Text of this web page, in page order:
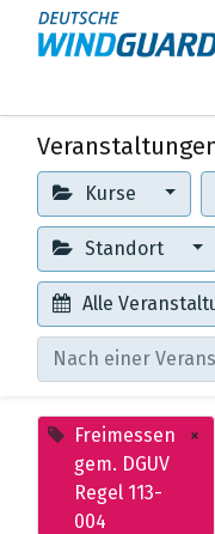
Kurse
Standort
Alle
Freimessen
gem. DGUV
Regel 113-
004
×